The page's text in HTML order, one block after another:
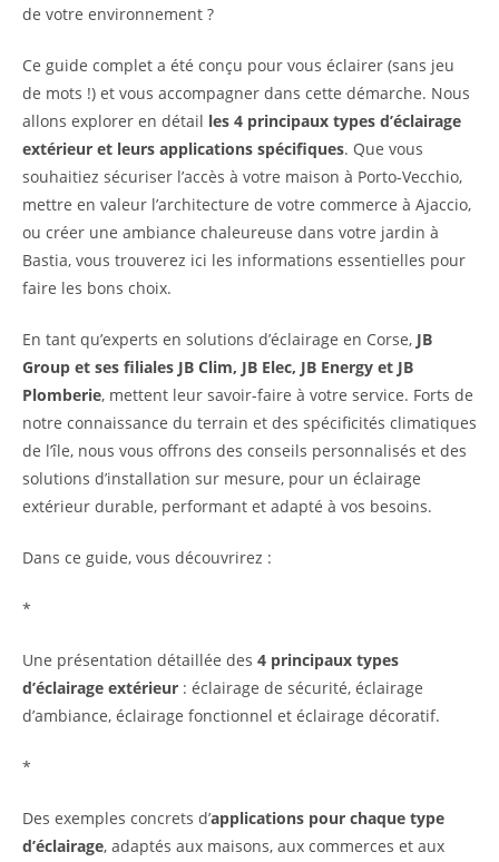
de votre environnement ?
Ce guide complet a été conçu pour vous éclairer (sans jeu
de mots !) et vous accompagner dans cette démarche. Nous
allons explorer en détail les 4 principaux types d’éclairage
extérieur et leurs applications spécifiques. Que vous
souhaitiez sécuriser l’accès à votre maison à Porto-Vecchio,
mettre en valeur l’architecture de votre commerce à Ajaccio,
ou créer une ambiance chaleureuse dans votre jardin à
Bastia, vous trouverez ici les informations essentielles pour
faire les bons choix.
En tant qu’experts en solutions d’éclairage en Corse, JB
Group et ses filiales JB Clim, JB Elec, JB Energy et JB
Plomberie, mettent leur savoir-faire à votre service. Forts de
notre connaissance du terrain et des spécificités climatiques
de l’île, nous vous offrons des conseils personnalisés et des
solutions d’installation sur mesure, pour un éclairage
extérieur durable, performant et adapté à vos besoins.
Dans ce guide, vous découvrirez :
*
Une présentation détaillée des 4 principaux types
d’éclairage extérieur : éclairage de sécurité, éclairage
d’ambiance, éclairage fonctionnel et éclairage décoratif.
*
Des exemples concrets d’applications pour chaque type
d’éclairage, adaptés aux maisons, aux commerces et aux